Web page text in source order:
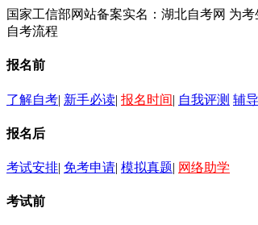
国家工信部网站备案实名：湖北自考网 为
自考流程
报名前
了解自考| 新手必读| 报名时间| 自我评测 辅
报名后
考试安排| 免考申请| 模拟真题| 网络助学
考试前